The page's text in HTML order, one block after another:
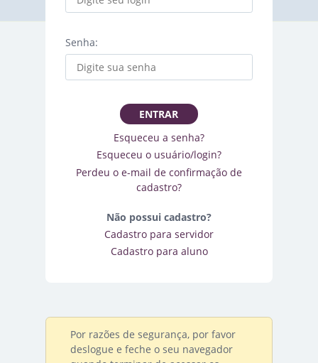
Senha:
ENTRAR
Esqueceu a senha?
Esqueceu o usuário/login?
Perdeu o e-mail de confirmação de
cadastro?
Não possui cadastro?
Cadastro para servidor
Cadastro para aluno
Por razões de segurança, por favor
deslogue e feche o seu navegador